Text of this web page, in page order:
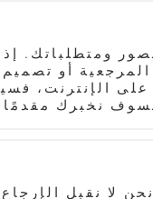
ومتطلباتك.
لا نقبل